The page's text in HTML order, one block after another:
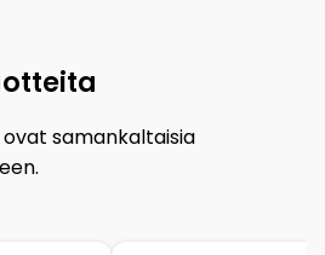
samankaltaisia